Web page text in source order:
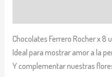
Chocolates Ferrero Rocher x 8
Ideal para mostrar amor a la
Y complementar nuestras